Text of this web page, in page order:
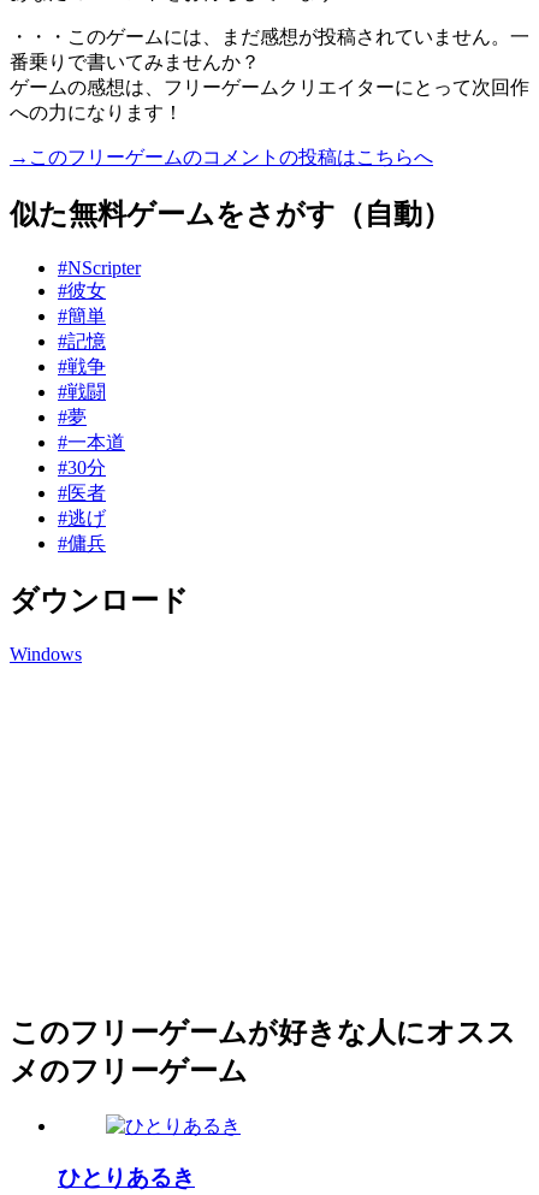
・・・このゲームには、まだ感想が投稿されていません。一
番乗りで書いてみませんか？
ゲームの感想は、フリーゲームクリエイターにとって次回作
への力になります！
→このフリーゲームのコメントの投稿はこちらへ
似た無料ゲームをさがす（自動）
#NScripter
#彼女
#簡単
#記憶
#戦争
#戦闘
#夢
#一本道
#30分
#医者
#逃げ
#傭兵
ダウンロード
Windows
このフリーゲームが好きな人にオスス
メのフリーゲーム
ひとりあるき